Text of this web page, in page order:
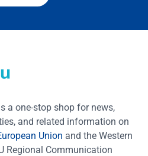
a one-stop shop for news,
and related information on
Union and the Western
Regional Communication